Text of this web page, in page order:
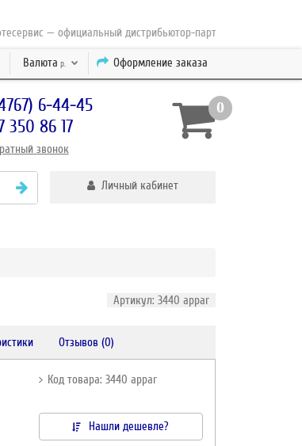
— официальный дистрибьютор-партнер концерна ESAB с
Оформление заказа
Валюта р.
6-44-45
350 86 17
звонок
0
Личный кабинет
Артикул: 3440 appar
Отзывов (0)
Код товара: 3440 appar
Нашли дешевле?